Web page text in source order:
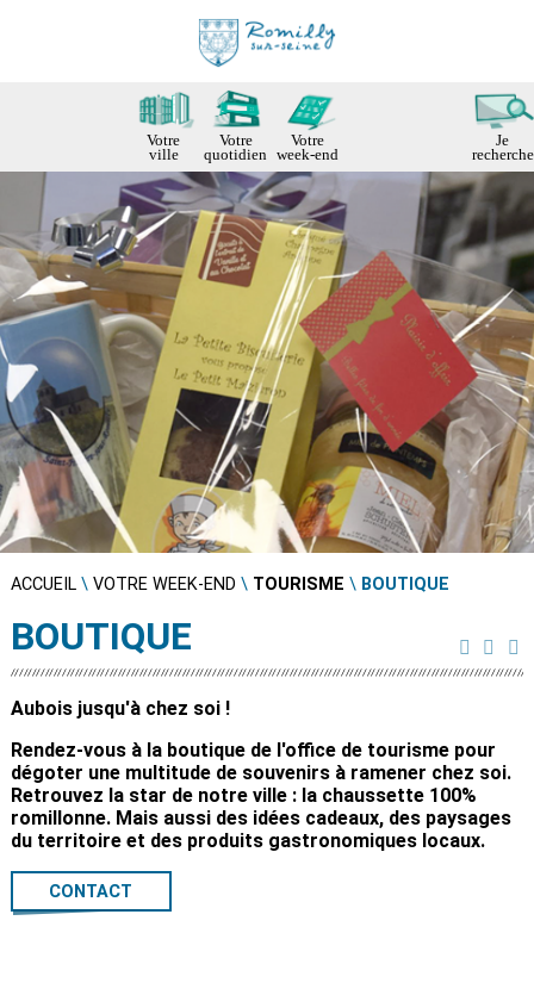
Je
recherche
Votre
ville
Votre
quotidien
Votre
week-end
ACCUEIL\ VOTRE WEEK-END \ TOURISME \ BOUTIQUE
BOUTIQUE
Aubois jusqu'à chez soi !
Rendez-vous à la boutique de l'office de tourisme pour
dégoter une multitude de souvenirs à ramener chez soi.
Retrouvez la star de notre ville : la chaussette 100%
romillonne. Mais aussi des idées cadeaux, des paysages
du territoire et des produits gastronomiques locaux.
CONTACT